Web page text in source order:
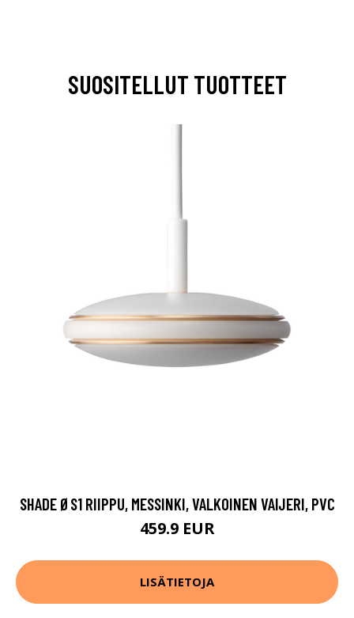
SUOSITELLUT TUOTTEET
SHADE ØS1 RIIPPU, MESSINKI, VALKOINEN VAIJERI, PVC
459.9 EUR
LISÄTIETOJA